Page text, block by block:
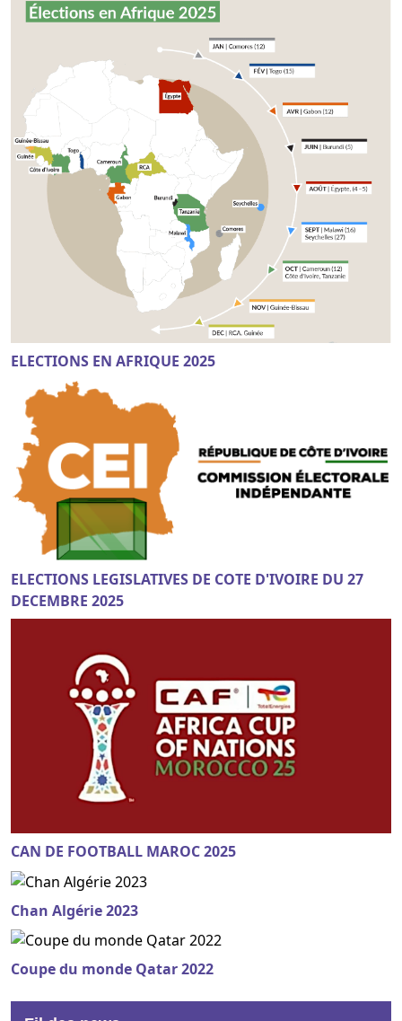
ELECTIONS EN AFRIQUE 2025
ELECTIONS LEGISLATIVES DE COTE D'IVOIRE DU 27
DECEMBRE 2025
CAN DE FOOTBALL MAROC 2025
Chan Algérie 2023
Coupe du monde Qatar 2022